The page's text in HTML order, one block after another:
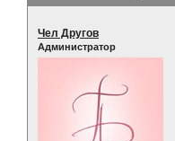
Чел Другов
Администратор